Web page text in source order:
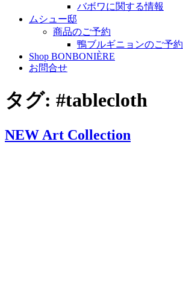
バボワに関する情報
ムシュー邸
商品のご予約
鴨ブルギニョンのご予約
Shop BONBONIÈRE
お問合せ
タグ: #tablecloth
NEW Art Collection